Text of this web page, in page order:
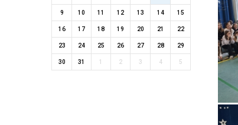
9 10 11 12 13 14 15
16 17 18 19 20 21 22
23 24 25 26 27 28 29
30 31 2 3 4 5